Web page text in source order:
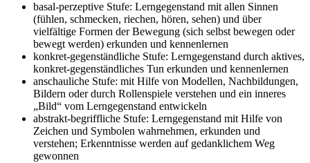
basal-perzeptive Stufe: Lerngegenstand mit allen Sinnen
(fühlen, schmecken, riechen, hören, sehen) und über
vielfältige Formen der Bewegung (sich selbst bewegen oder
bewegt werden) erkunden und kennenlernen
konkret-gegenständliche Stufe: Lerngegenstand durch aktives,
konkret-gegenständliches Tun erkunden und kennenlernen
anschauliche Stufe: mit Hilfe von Modellen, Nachbildungen,
Bildern oder durch Rollenspiele verstehen und ein inneres
„Bild“ vom Lerngegenstand entwickeln
abstrakt-begriffliche Stufe: Lerngegenstand mit Hilfe von
Zeichen und Symbolen wahrnehmen, erkunden und
verstehen; Erkenntnisse werden auf gedanklichem Weg
gewonnen